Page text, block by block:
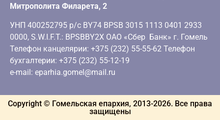
Митрополита Филарета, 2
УНП 400252795 р/с BY74 BPSB 3015 1113 0401 2933
0000, S.W.I.F.T.: BPSBBY2X ОАО «Сбер Банк» г. Гомель
Телефон канцелярии: +375 (232) 55-55-62 Телефон
бухгалтерии: +375 (232) 55-12-19
e-mail: eparhia.gomel@mail.ru
Copyright © Гомельская епархия, 2013-2026. Все права
защищены